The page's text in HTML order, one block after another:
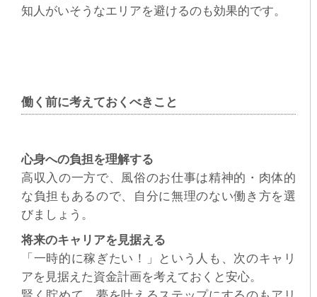
知人がいそうなエリアを避けるのも効果的です。
働く前に考えておくべきこと
心身への負担を理解する
高収入の一方で、風俗のお仕事は精神的・肉体的
な負担もあるので、自分に無理のない働き方を選
びましょう。
将来のキャリアを見据える
「一時的に稼ぎたい！」という人も、次のキャリ
アを見据えた資金計画を考えておくと安心。